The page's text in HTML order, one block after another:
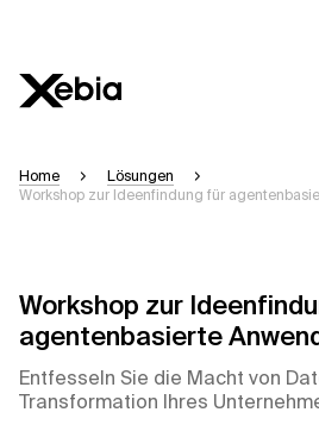
Bitte überprüfen Sie wichtige
Entscheidungen treffen oder kontaktieren
Antwort
Home
Lösungen
Workshop zur Ideenfindung für
Workshop zur
agentenbasierte
Entfesseln Sie die Macht von
Transformation Ihres